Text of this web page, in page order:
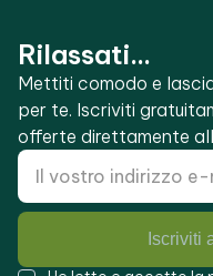
Rilassati...
Mettiti comodo e
per te. Iscriviti
offerte direttamente
Iscriviti